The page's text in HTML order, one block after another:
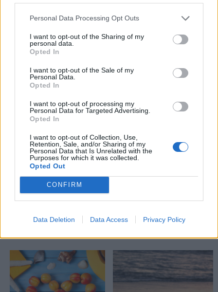
Personal Data Processing Opt Outs
I want to opt-out of the Sharing of my
personal data.
Opted In
I want to opt-out of the Sale of my
Personal Data.
Opted In
I want to opt-out of processing my
Personal Data for Targeted Advertising.
Opted In
I want to opt-out of Collection, Use,
Retention, Sale, and/or Sharing of my
Personal Data that Is Unrelated with the
Purposes for which it was collected.
Opted Out
CONFIRM
Data Deletion Data Access Privacy Policy
Σήμερα 08/06: Δείξε
ανωτερότητα
Σήμερα 07/06:
απρόοπτα
Σήμερα 06/06: Με
νοσταλγική διάθεση
Συναισθηματικά
σκαμπανεβάσματα